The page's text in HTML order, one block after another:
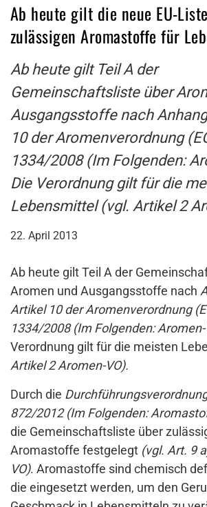
Ab heute gilt die neue EU-
zulässigen Aromastoffe für
Ab heute gilt Teil A der
Gemeinschaftsliste über
Ausgangsstoffe nach
10 der Aromenverordnung
1334/2008 (Im Folgenden:
Die Verordnung gilt für die
Lebensmittel(vgl. Artikel 2
22. April 2013
Ab heute gilt Teil A der
Aromen und Ausgangsstoffe nach
Artikel 10 der Aromenverordnung
1334/2008 (Im Folgenden: Aromen-
Verordnung gilt für die meisten
Artikel 2 Aromen-VO).
Durch die
872/2012 (Im Folgenden:
die Gemeinschaftsliste über
Aromastoffe festgelegt (vgl. Art. 9
VO). Aromastoffe sind chemisch
die eingesetzt werden, um den